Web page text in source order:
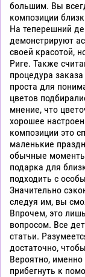
большим. Вы
композиции
На теперешний
демонстрируют
своей красотой,
Риге. Также
процедура
проста для
цветов
мнение, что
хорошее
композиции это
маленькие
обычные
подарка для
подходить с
Значительно
следуя им, вы
Впрочем, это
вопросом. Все
статьи.
достаточно,
Вероятно,
прибегнуть к